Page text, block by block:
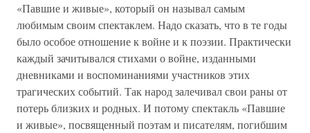
«Павшие и живые», который он называл самым
любимым своим спектаклем. Надо сказать, что в те годы
было особое отношение к войне и к поэзии. Практически
каждый зачитывался стихами о войне, изданными
дневниками и воспоминаниями участников этих
трагических событий. Так народ залечивал свои раны от
потерь близких и родных. И потому спектакль «Павшие
и живые», посвященный поэтам и писателям, погибшим